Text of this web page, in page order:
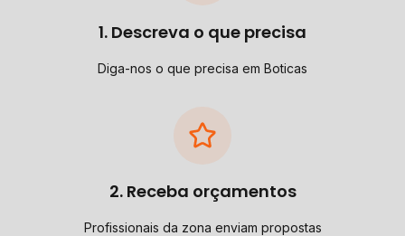
1. Descreva o que precisa
Diga-nos o que precisa em Boticas
2. Receba orçamentos
Profissionais da zona enviam propostas